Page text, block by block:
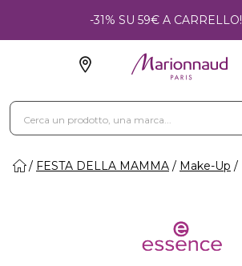
-31% SU 59€ A CARRELLO!
FESTA DELLA MAMMA Make-Up